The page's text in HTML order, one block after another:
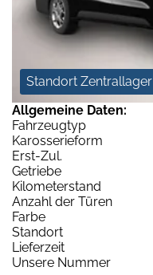
Standort Zentrallager
Allgemeine Daten:
Fahrzeugtyp
Karosserieform
Erst-Zul.
Getriebe
Kilometerstand
Anzahl der Türen
Farbe
Standort
Lieferzeit
Unsere Nummer